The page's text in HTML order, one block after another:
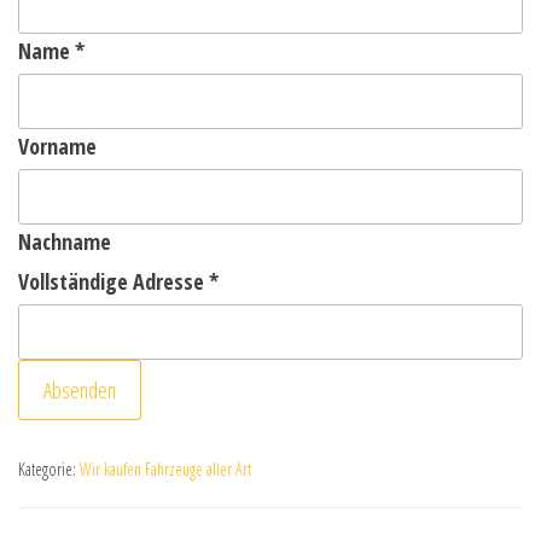
Name *
Vorname
Nachname
Vollständige Adresse *
Absenden
Kategorie: Wir kaufen Fahrzeuge aller Art